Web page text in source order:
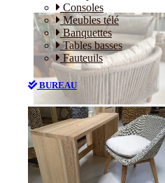
Consoles
Meubles télé
Banquettes
Tables basses
Fauteuils
BUREAU
Canapés
Consoles
Meubles télé
Banquettes
Tables basses
Fauteuils